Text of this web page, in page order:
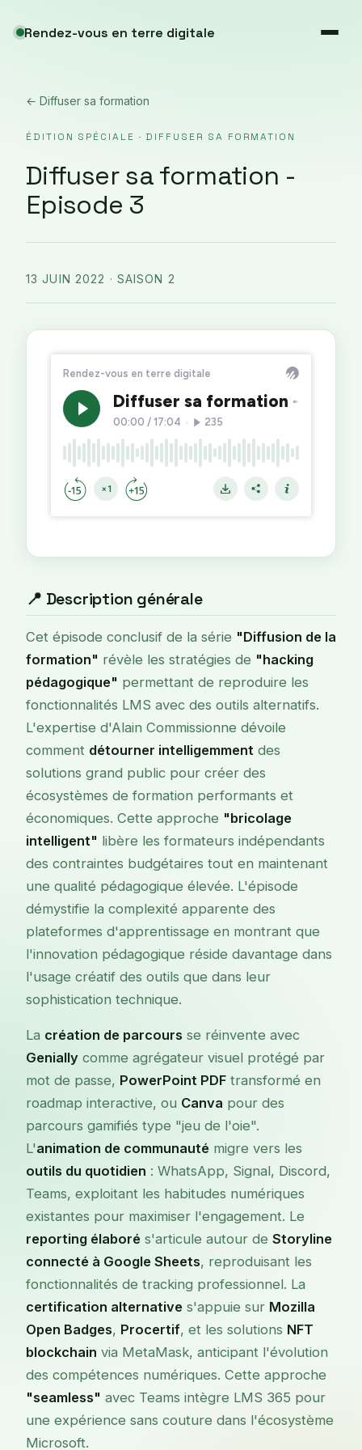
Rendez-vous en terre digitale
← Diffuser sa formation
ÉDITION SPÉCIALE · DIFFUSER SA FORMATION
Diffuser sa formation -
Episode 3
13 JUIN 2022 · SAISON 2
📍 Description générale
Cet épisode conclusif de la série "Diffusion de la
formation" révèle les stratégies de "hacking
pédagogique" permettant de reproduire les
fonctionnalités LMS avec des outils alternatifs.
L'expertise d'Alain Commissionne dévoile
comment détourner intelligemment des
solutions grand public pour créer des
écosystèmes de formation performants et
économiques. Cette approche "bricolage
intelligent" libère les formateurs indépendants
des contraintes budgétaires tout en maintenant
une qualité pédagogique élevée. L'épisode
démystifie la complexité apparente des
plateformes d'apprentissage en montrant que
l'innovation pédagogique réside davantage dans
l'usage créatif des outils que dans leur
sophistication technique.
La création de parcours se réinvente avec
Genially comme agrégateur visuel protégé par
mot de passe, PowerPoint PDF transformé en
roadmap interactive, ou Canva pour des
parcours gamifiés type "jeu de l'oie".
L'animation de communauté migre vers les
outils du quotidien : WhatsApp, Signal, Discord,
Teams, exploitant les habitudes numériques
existantes pour maximiser l'engagement. Le
reporting élaboré s'articule autour de Storyline
connecté à Google Sheets, reproduisant les
fonctionnalités de tracking professionnel. La
certification alternative s'appuie sur Mozilla
Open Badges, Procertif, et les solutions NFT
blockchain via MetaMask, anticipant l'évolution
des compétences numériques. Cette approche
"seamless" avec Teams intègre LMS 365 pour
une expérience sans couture dans l'écosystème
Microsoft.